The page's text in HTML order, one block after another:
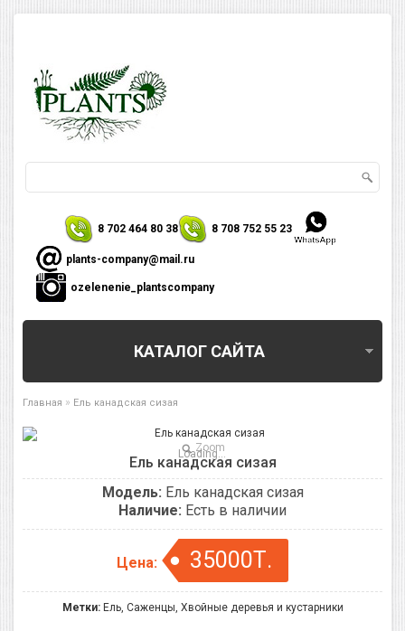
8 702 464 80 38 8 708 752 55 23
plants-company@mail.ru
ozelenenie_plantscompany
КАТАЛОГ САЙТА
Главная » Ель канадская сизая
Zoom
Loading...
Ель канадская сизая
Модель: Ель канадская сизая
Наличие: Есть в наличии
Цена: 35000Т.
Метки: Ель, Саженцы, Хвойные деревья и кустарники